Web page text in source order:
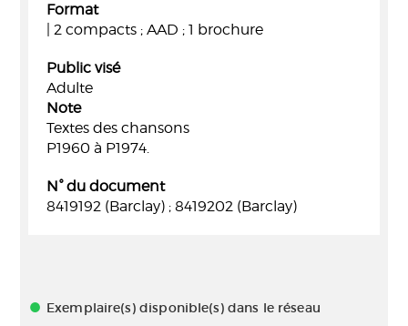
Format
| 2 compacts ; AAD ; 1 brochure
Public visé
Adulte
Note
Textes des chansons
P1960 à P1974.
N° du document
8419192 (Barclay) ; 8419202 (Barclay)
Exemplaire(s) disponible(s) dans le réseau